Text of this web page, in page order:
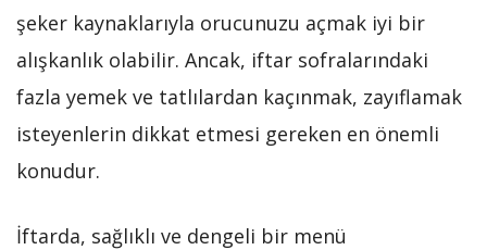
şeker kaynaklarıyla orucunuzu açmak iyi bir
alışkanlık olabilir. Ancak, iftar sofralarındaki
fazla yemek ve tatlılardan kaçınmak, zayıflamak
isteyenlerin dikkat etmesi gereken en önemli
konudur.
İftarda, sağlıklı ve dengeli bir menü